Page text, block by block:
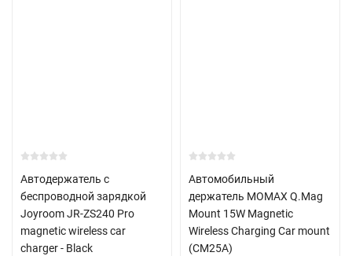
Автодержатель с
беспроводной зарядкой
Joyroom JR-ZS240 Pro
magnetic wireless car
charger - Black
Автомобильный
держатель MOMAX Q.Mag
Mount 15W Magnetic
Wireless Charging Car mount
(CM25A)